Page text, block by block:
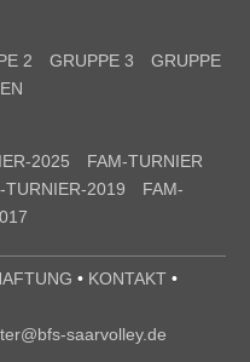
2 GRUPPE 3
GRUPPE
2025
FAM-TURNIER
TURNIER-2019
FAM-
• KONTAKT •
saarvolley.de